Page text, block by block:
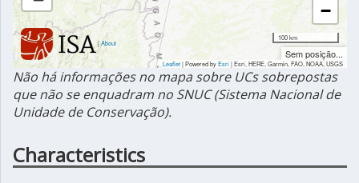
|About
−
100 km
Sem posição...
Leaflet| Powered byEsri|Esri, HERE, Garmin, FAO, NOAA, USGS
Não há informações no mapa sobre UCs sobrepostas
que não se enquadram no SNUC (Sistema Nacional de
Unidade de Conservação).
Characteristics